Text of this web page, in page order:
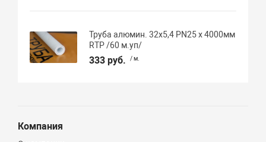
Труба алюмин. 32х5,4 PN25 х 4000мм
RTP /60 м.уп/
333 руб. / м.
Компания